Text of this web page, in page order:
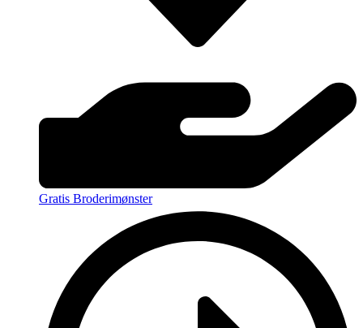
Gratis Broderimønster